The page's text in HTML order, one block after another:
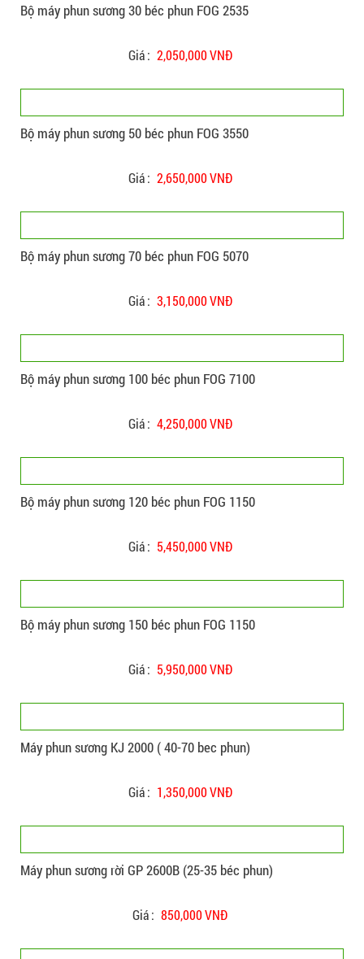
Bộ máy phun sương 30 béc phun FOG 2535
Giá : 2,050,000 VNĐ
Bộ máy phun sương 50 béc phun FOG 3550
Giá : 2,650,000 VNĐ
Bộ máy phun sương 70 béc phun FOG 5070
Giá : 3,150,000 VNĐ
Bộ máy phun sương 100 béc phun FOG 7100
Giá : 4,250,000 VNĐ
Bộ máy phun sương 120 béc phun FOG 1150
Giá : 5,450,000 VNĐ
Bộ máy phun sương 150 béc phun FOG 1150
Giá : 5,950,000 VNĐ
Máy phun sương KJ 2000 ( 40-70 bec phun)
Giá : 1,350,000 VNĐ
Máy phun sương rời GP 2600B (25-35 béc phun)
Giá : 850,000 VNĐ